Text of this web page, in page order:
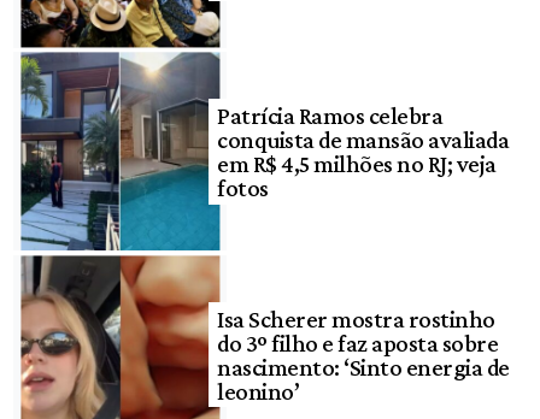
Patrícia Ramos celebra
conquista de mansão avaliada
em R$ 4,5 milhões no RJ; veja
fotos
Isa Scherer mostra rostinho
do 3º filho e faz aposta sobre
nascimento: ‘Sinto energia de
leonino’